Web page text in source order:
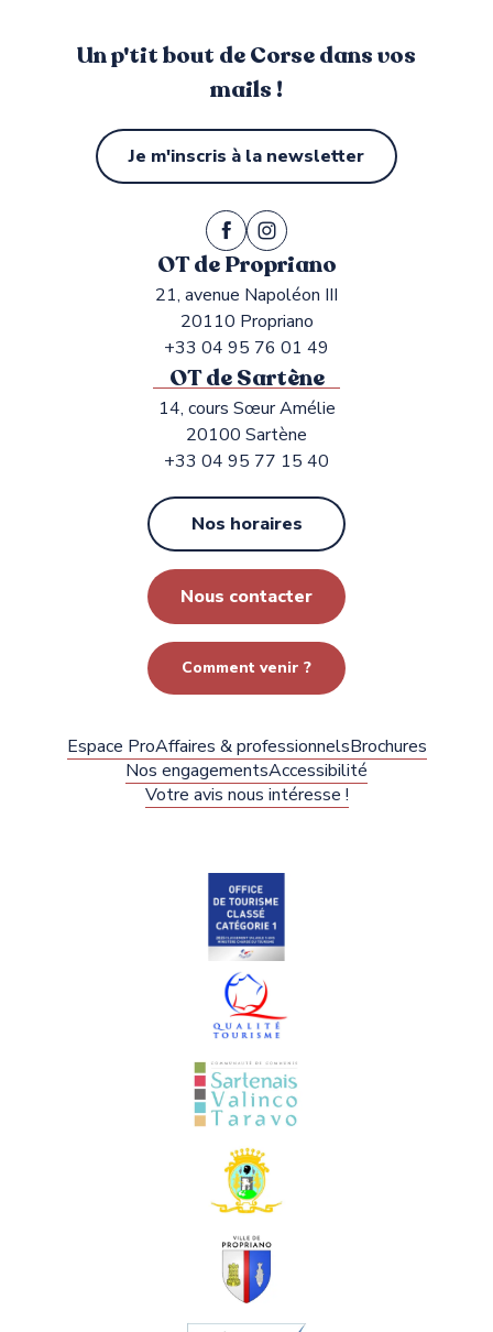
Un p'tit bout de Corse dans vos
mails !
Je m'inscris à la newsletter
OT de Propriano
21, avenue Napoléon III
20110 Propriano
+33 04 95 76 01 49
OT de Sartène
14, cours Sœur Amélie
20100 Sartène
+33 04 95 77 15 40
Nos horaires
Nous contacter
Comment venir ?
Espace ProAffaires & professionnelsBrochures
Nos engagementsAccessibilité
Votre avis nous intéresse !